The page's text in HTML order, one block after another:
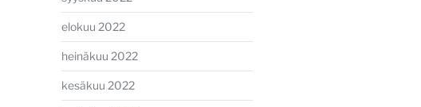
elokuu 2022
heinäkuu 2022
kesäkuu 2022